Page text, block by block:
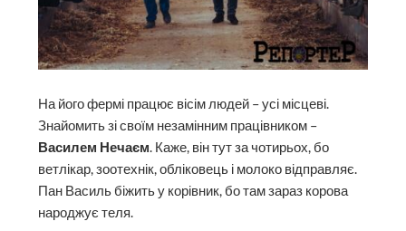
На його фермі працює вісім людей – усі місцеві.
Знайомить зі своїм незамінним працівником –
Василем Нечаєм. Каже, він тут за чотирьох, бо
ветлікар, зоотехнік, обліковець і молоко відправляє.
Пан Василь біжить у корівник, бо там зараз корова
народжує теля.